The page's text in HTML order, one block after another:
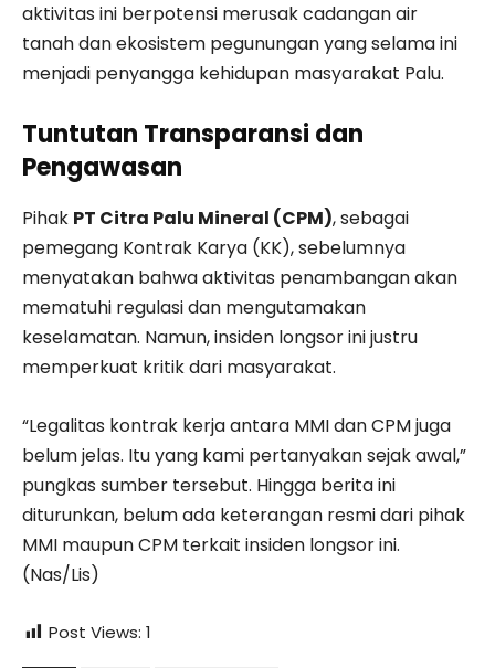
aktivitas ini berpotensi merusak cadangan air
tanah dan ekosistem pegunungan yang selama ini
menjadi penyangga kehidupan masyarakat Palu.
Tuntutan Transparansi dan
Pengawasan
Pihak PT Citra Palu Mineral (CPM), sebagai
pemegang Kontrak Karya (KK), sebelumnya
menyatakan bahwa aktivitas penambangan akan
mematuhi regulasi dan mengutamakan
keselamatan. Namun, insiden longsor ini justru
memperkuat kritik dari masyarakat.
“Legalitas kontrak kerja antara MMI dan CPM juga
belum jelas. Itu yang kami pertanyakan sejak awal,”
pungkas sumber tersebut. Hingga berita ini
diturunkan, belum ada keterangan resmi dari pihak
MMI maupun CPM terkait insiden longsor ini.
(Nas/Lis)
Post Views: 1